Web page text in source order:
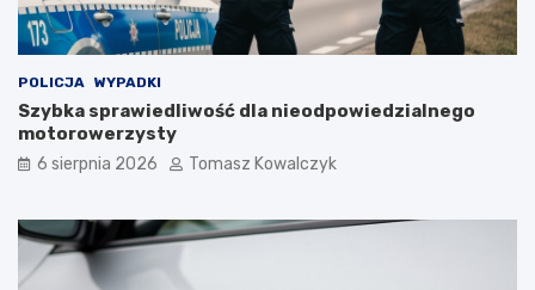
POLICJA WYPADKI
Szybka sprawiedliwość dla nieodpowiedzialnego
motorowerzysty
6 sierpnia 2026 Tomasz Kowalczyk